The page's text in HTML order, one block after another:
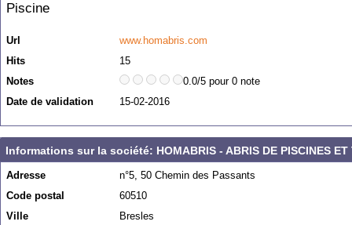
Piscine
Url
www.homabris.com
Hits
15
Notes
0.0/5 pour 0 note
Date de validation
15-02-2016
Informations sur la société: HOMABRIS - ABRIS DE PISCINES ET
Adresse
n°5, 50 Chemin des Passants
Code postal
60510
Ville
Bresles